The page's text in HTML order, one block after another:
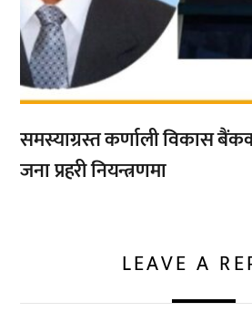
समस्याग्रस्त कर्णाली विकास
जना प्रहरी नियन्त्रणमा
LEAVE A